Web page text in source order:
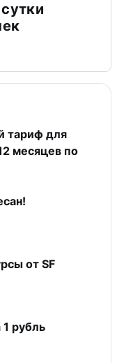
тариф для
месяцев по
от SF
рубль